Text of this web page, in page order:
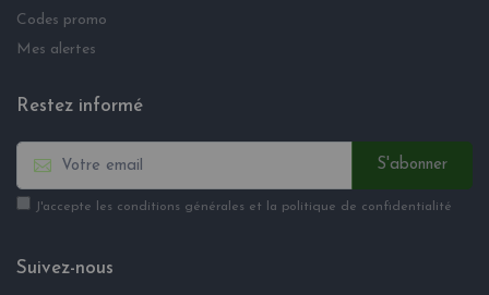
Codes promo
Mes alertes
Restez informé
S'abonner
J'accepte les conditions générales et la politique de confidentialité
Suivez-nous